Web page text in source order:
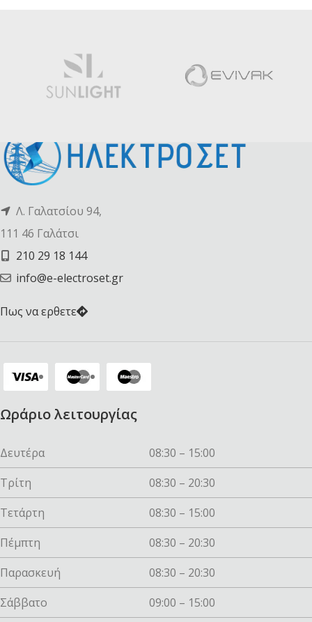
Λ. Γαλατσίου 94,
111 46 Γαλάτσι
210 29 18 144
info@e-electroset.gr
Πως να ερθετε
Ωράριο λειτουργίας
Δευτέρα
08:30 – 15:00
Τρίτη
08:30 – 20:30
Τετάρτη
08:30 – 15:00
Πέμπτη
08:30 – 20:30
Παρασκευή
08:30 – 20:30
Σάββατο
09:00 – 15:00